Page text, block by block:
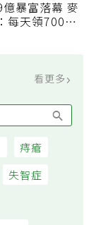
暴富落幕 麥
每天領700元